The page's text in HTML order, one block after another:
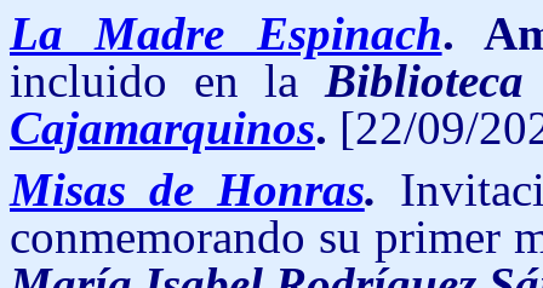
La Madre Espinach.
incluido en la
Cajamarquinos. [22/09/
Misas de Honras.
conmemorando su primer